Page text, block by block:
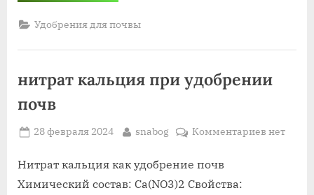
Удобрения для почвы
нитрат кальция при удобрении
почв
Posted
28 февраля 2024 By
snabog Комментариевкнет
Нитрат кальция как удобрение почв
Химический состав: Ca(NO3)2 Свойства: